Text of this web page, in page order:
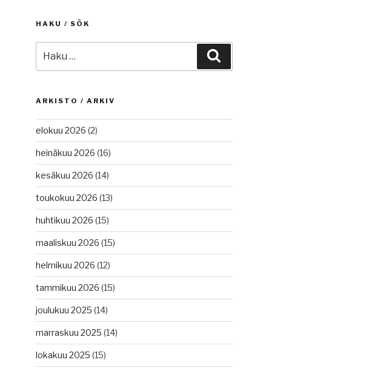
HAKU / SÖK
ARKISTO / ARKIV
elokuu 2026 (2)
heinäkuu 2026 (16)
kesäkuu 2026 (14)
toukokuu 2026 (13)
huhtikuu 2026 (15)
maaliskuu 2026 (15)
helmikuu 2026 (12)
tammikuu 2026 (15)
joulukuu 2025 (14)
marraskuu 2025 (14)
lokakuu 2025 (15)